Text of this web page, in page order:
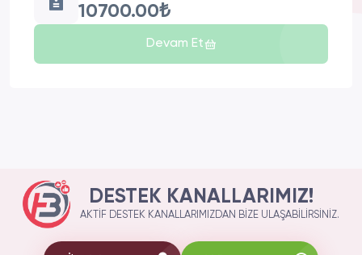
10700.00₺
Devam Et
DESTEK KANALLARIMIZ!
AKTIF DESTEK KANALLARIMIZDAN BIZE ULAŞABILIRSINIZ.